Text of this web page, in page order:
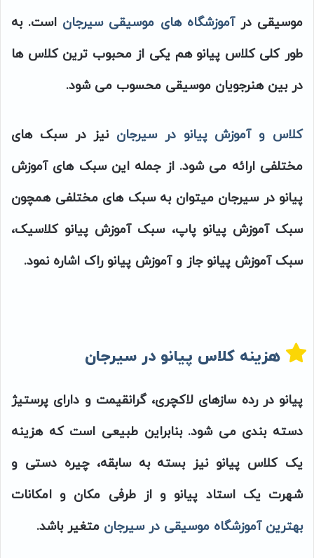
موسیقی در آموزشگاه های موسیقی سیرجان است. به
طور کلی کلاس پیانو هم یکی از محبوب ترین کلاس ها
در بین هنرجویان موسیقی محسوب می شود.
کلاس و آموزش پیانو در سیرجان نیز در سبک های
مختلفی ارائه می شود. از جمله این سبک های آموزش
پیانو در سیرجان میتوان به سبک های مختلفی همچون
سبک آموزش پیانو پاپ، سبک آموزش پیانو کلاسیک،
سبک آموزش پیانو جاز و آموزش پیانو راک اشاره نمود.
هزینه کلاس پیانو در سیرجان
پیانو در رده سازهای لاکچری، گرانقیمت و دارای پرستیژ
دسته بندی می شود. بنابراین طبیعی است که هزینه
یک کلاس پیانو نیز بسته به سابقه، چیره دستی و
شهرت یک استاد پیانو و از طرفی مکان و امکانات
بهترین آموزشگاه موسیقی در سیرجان متغیر باشد.